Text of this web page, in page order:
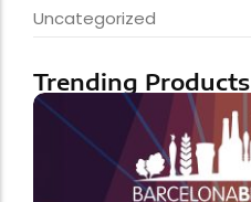
Uncategorized
Trending Products